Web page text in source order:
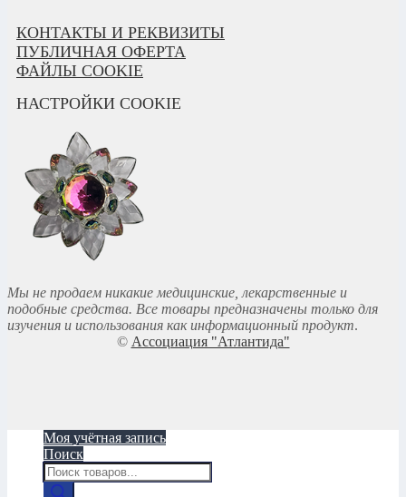
КОНТАКТЫ И РЕКВИЗИТЫ
ПУБЛИЧНАЯ ОФЕРТА
ФАЙЛЫ COOKIE
НАСТРОЙКИ COOKIE
Мы не продаем никакие медицинские, лекарственные и
подобные средства. Все товары предназначены только для
изучения и использования как информационный продукт.
© Ассоциация "Атлантида"
Моя учётная запись
Поиск
Поиск
товаров